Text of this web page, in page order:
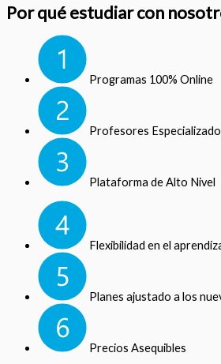
Por qué estudiar con
Programas 100% Online
Profesores
Plataforma de Alto Nivel
Flexibilidad en el
Planes ajustado a los
Precios Asequibles